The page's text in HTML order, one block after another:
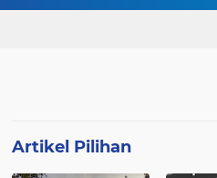
Artikel Pilihan